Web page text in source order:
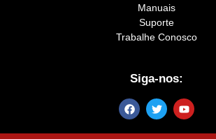
Manuais
Suporte
Trabalhe Conosco
Siga-nos: